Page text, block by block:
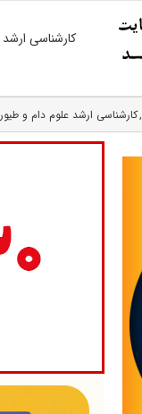
کارشناسی ارشد
کارشناسی ارشد علوم دام و طیور